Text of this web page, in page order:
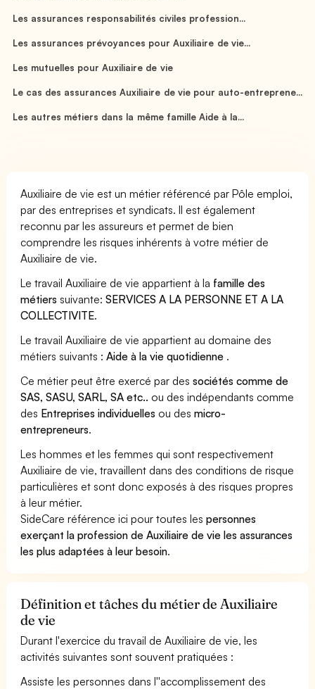
Les assurances responsabilités civiles profession...
Les assurances prévoyances pour Auxiliaire de vie...
Les mutuelles pour Auxiliaire de vie
Le cas des assurances Auxiliaire de vie pour auto-entreprene...
Les autres métiers dans la même famille Aide à la...
Auxiliaire de vie est un métier référencé par Pôle emploi,
par des entreprises et syndicats. Il est également
reconnu par les assureurs et permet de bien
comprendre les risques inhérents à votre métier de
Auxiliaire de vie.
Le travail Auxiliaire de vie appartient à la famille des
métiers suivante:SERVICES A LA PERSONNE ET A LA
COLLECTIVITE.
Le travail Auxiliaire de vie appartient au domaine des
métiers suivants :Aide à la vie quotidienne .
Ce métier peut être exercé par dessociétés comme de
SAS, SASU, SARL, SA etc.. ou des indépendants comme
des Entreprises individuelles ou desmicro-
entrepreneurs.
Les hommes et les femmes qui sont respectivement
Auxiliaire de vie, travaillent dans des conditions de risque
particulières et sont donc exposés à des risques propres
à leur métier.
SideCare référence ici pour toutes lespersonnes
exerçant la profession de Auxiliaire de vie les assurances
les plus adaptées à leur besoin.
Définition et tâches du métier de Auxiliaire
de vie
Durant l'exercice du travail de Auxiliaire de vie, les
activités suivantes sont souvent pratiquées :
Assiste les personnes dans l''accomplissement des